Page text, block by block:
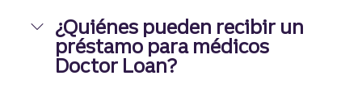
¿Quiénes pueden recibir un
préstamo para médicos
Doctor Loan?